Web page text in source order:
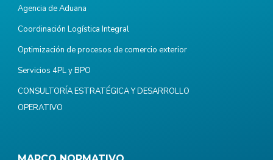
Agencia de Aduana
Coordinación Logística Integral
Optimización de procesos de comercio exterior
Servicios 4PL y BPO
CONSULTORÍA ESTRATÉGICA Y DESARROLLO
OPERATIVO